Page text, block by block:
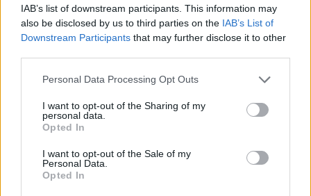
IAB’s list of downstream participants. This information may
also be disclosed by us to third parties on the IAB’s List of
Downstream Participants that may further disclose it to other
Personal Data Processing Opt Outs
I want to opt-out of the Sharing of my
personal data.
Opted In
I want to opt-out of the Sale of my
Personal Data.
Opted In
Ακολουθήστε το E-Radio.gr στοGoogle News
και μάθετε πρώτοιτα πιο hot νέα.
ειδήσεων του E-Daily.gr